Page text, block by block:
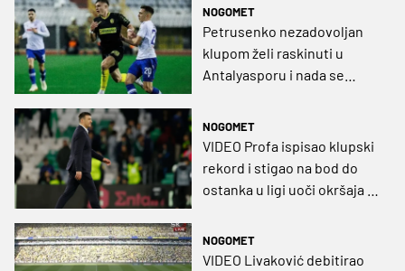
NOGOMET
Petrusenko nezadovoljan
klupom želi raskinuti u
Antalyasporu i nada se
NOGOMET
VIDEO Profa ispisao klupski
rekord i stigao na bod do
ostanka u ligi uoči okršaja s
NOGOMET
VIDEO Livaković debitirao